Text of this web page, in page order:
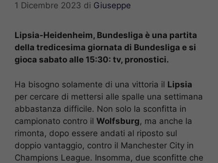
1 Dicembre 2023 di Giuseppe
Lipsia-Heidenheim, Bundesliga è una partita
della tredicesima giornata di Bundesliga e si
gioca sabato alle 15:30: tv, pronostici.
Ha bisogno solamente di una vittoria il Lipsia
per cercare di mettersi alle spalle una settimana
abbastanza difficile. Non solo la sconfitta in
campionato contro il Wolfsburg, ma anche la
rimonta, dopo essere andati al riposto sul
doppio vantaggio, contro il Manchester City in
Champions League. Insomma, due sconfitte che